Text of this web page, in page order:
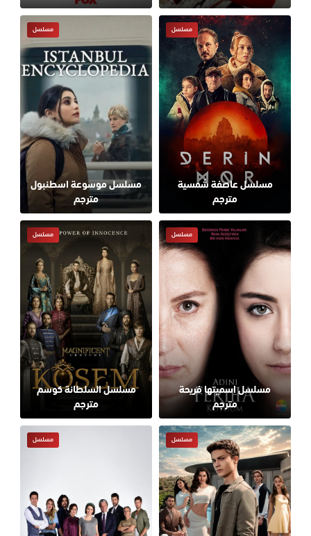
مسلسل عاصفة شمسية
مترجم
مسلسل
مسلسل موسوعة اسطنبول
مترجم
مسلسل
مسلسل اسميتها فريحة
مترجم
مسلسل
مسلسل السلطانة كوسم
مترجم
مسلسل
مسلسل مسلسل